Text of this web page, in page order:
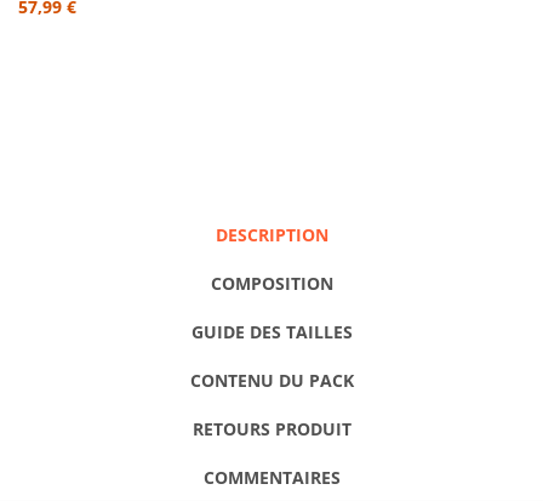
57,99 €
DESCRIPTION
COMPOSITION
GUIDE DES TAILLES
CONTENU DU PACK
RETOURS PRODUIT
COMMENTAIRES